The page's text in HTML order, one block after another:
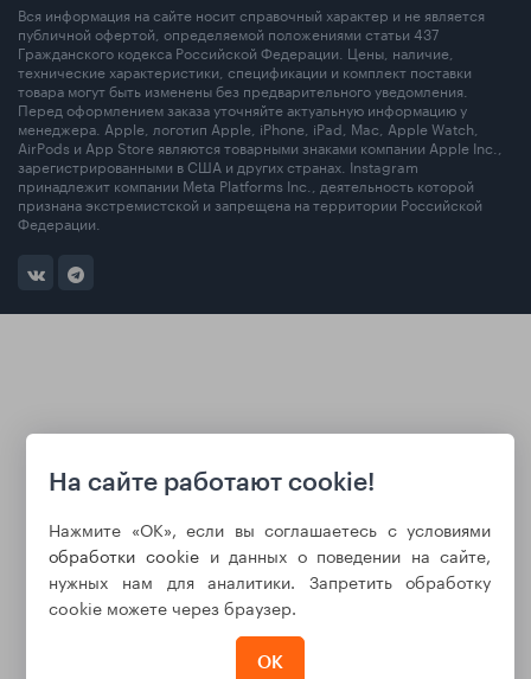
Вся информация на сайте носит справочный характер и не является
публичной офертой, определяемой положениями статьи 437
Гражданского кодекса Российской Федерации. Цены, наличие,
технические характеристики, спецификации и комплект поставки
товара могут быть изменены без предварительного уведомления.
Перед оформлением заказа уточняйте актуальную информацию у
менеджера. Apple, логотип Apple, iPhone, iPad, Mac, Apple Watch,
AirPods и App Store являются товарными знаками компании Apple Inc.,
зарегистрированными в США и других странах. Instagram
принадлежит компании Meta Platforms Inc., деятельность которой
признана экстремистской и запрещена на территории Российской
Федерации.
На сайте работают cookie!
Нажмите «ОК», если вы соглашаетесь с условиями
обработки cookie и данных о поведении на сайте,
нужных нам для аналитики. Запретить обработку
cookie можете через браузер.
ОК